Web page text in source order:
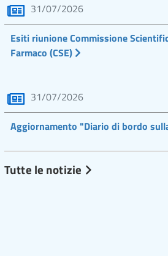
31/07/2026
Esiti riunione Commissione
Farmaco (CSE)
31/07/2026
Aggiornamento "Diario di bordo
Tutte le notizie